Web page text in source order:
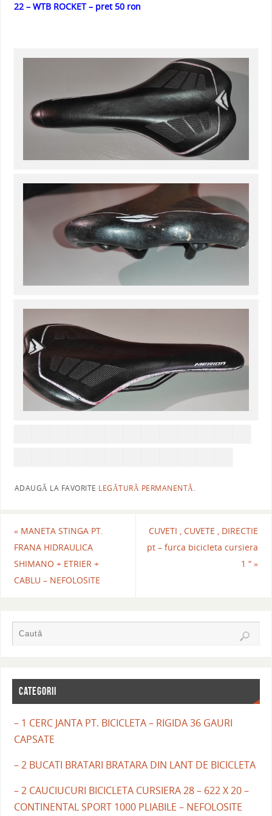
22 – WTB ROCKET – pret 50 ron
ADAUGĂ LA FAVORITE LEGĂTURĂ PERMANENTĂ.
«MANETA STINGA PT.
FRANA HIDRAULICA
SHIMANO + ETRIER +
CABLU – NEFOLOSITE
CUVETI , CUVETE , DIRECTIE
pt – furca bicicleta cursiera
1 “»
CATEGORII
– 1 CERC JANTA PT. BICICLETA – RIGIDA 36 GAURI
CAPSATE
– 2 BUCATI BRATARI BRATARA DIN LANT DE BICICLETA
– 2 CAUCIUCURI BICICLETA CURSIERA 28 – 622 X 20 –
CONTINENTAL SPORT 1000 PLIABILE – NEFOLOSITE